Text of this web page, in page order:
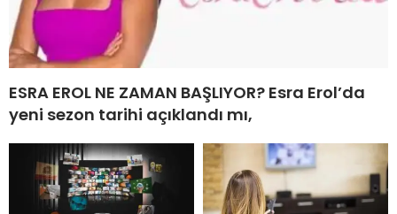
ESRA EROL NE ZAMAN BAŞLIYOR? Esra Erol’da
yeni sezon tarihi açıklandı mı,